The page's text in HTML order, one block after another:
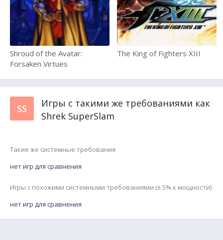
Shroud of the Avatar:
Forsaken Virtues
The King of Fighters XIII
SS
Игры с такими же требованиями как
Shrek SuperSlam
Такие же системные требования
нет игр для сравнения
Игры с похожими системными требованиями (± 5% к мощности)
нет игр для сравнения